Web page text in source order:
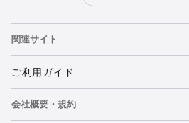
関連サイト
ねんどろいど
ねんどろいどフェイスメーカー
ご利用ガイド
重要なお知らせ
会社概要・規約